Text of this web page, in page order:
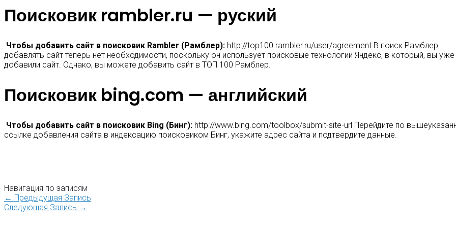
Поисковик rambler.ru — руский
Чтобы добавить сайт в поисковик Rambler (Рамблер): http://top100.rambler.ru/user/agreement В поиск Рамблер
добавлять сайт теперь нет необходимости, поскольку он использует поисковые технологии Яндекс, в который, вы уже
добавили сайт. Однако, вы можете добавить сайт в ТОП 100 Рамблер.
Поисковик bing.com — английский
Чтобы добавить сайт в поисковик Bing (Бинг): http://www.bing.com/toolbox/submit-site-url Перейдите по
ссылке добавления сайта в индексацию поисковиком Бинг, укажите адрес сайта и подтвердите данные.
Навигация по записям
← Предыдущая Запись
Следующая Запись →